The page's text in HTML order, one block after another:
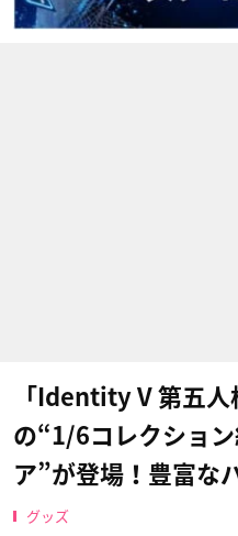
「Identity V 第五
の“1/6コレクション
ア”が登場！豊富な
グッズ